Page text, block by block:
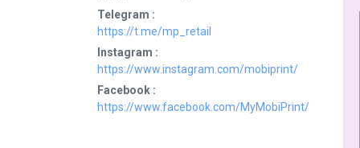
Telegram
https://t.me/mp_retail
Instagram
https://www.instagram.com/mobiprint/
Facebook
https://www.facebook.com/MyMobiPrint/